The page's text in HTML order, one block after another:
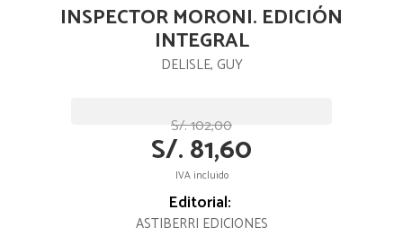
INSPECTOR MORONI. EDICIÓN
INTEGRAL
DELISLE, GUY
S/. 102,00
S/. 81,60
IVA incluido
Editorial:
ASTIBERRI EDICIONES